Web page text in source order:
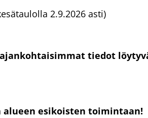
2.9.2026 asti)
tiedot
esikoisten toimintaan!